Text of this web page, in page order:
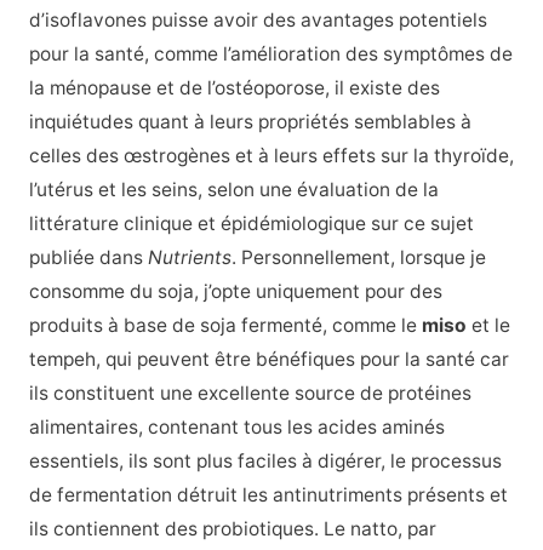
d’isoflavones puisse avoir des avantages potentiels
pour la santé, comme l’amélioration des symptômes de
la ménopause et de l’ostéoporose, il existe des
inquiétudes quant à leurs propriétés semblables à
celles des œstrogènes et à leurs effets sur la thyroïde,
l’utérus et les seins, selon une évaluation de la
littérature clinique et épidémiologique sur ce sujet
publiée dans Nutrients. Personnellement, lorsque je
consomme du soja, j’opte uniquement pour des
produits à base de soja fermenté, comme le miso et le
tempeh, qui peuvent être bénéfiques pour la santé car
ils constituent une excellente source de protéines
alimentaires, contenant tous les acides aminés
essentiels, ils sont plus faciles à digérer, le processus
de fermentation détruit les antinutriments présents et
ils contiennent des probiotiques. Le natto, par